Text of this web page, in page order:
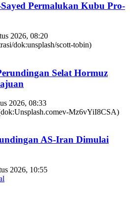
Permalukan Kubu Pro-
2026, 08:20
Selat Hormuz
2026, 08:33
AS-Iran Dimulai
2026, 10:55